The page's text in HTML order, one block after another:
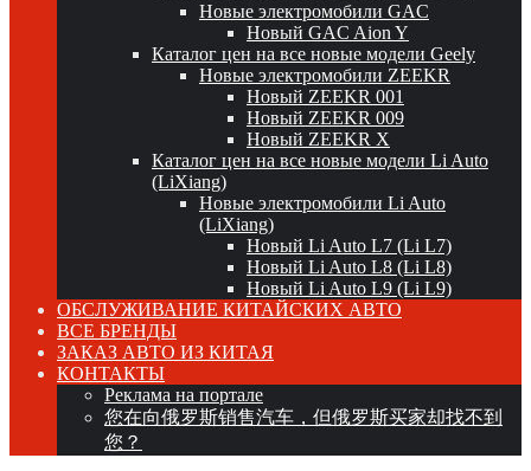
Новые электромобили GAC
Новый GAC Aion Y
Каталог цен на все новые модели Geely
Новые электромобили ZEEKR
Новый ZEEKR 001
Новый ZEEKR 009
Новый ZEEKR X
Каталог цен на все новые модели Li Auto
(LiXiang)
Новые электромобили Li Auto
(LiXiang)
Новый Li Auto L7 (Li L7)
Новый Li Auto L8 (Li L8)
Новый Li Auto L9 (Li L9)
ОБСЛУЖИВАНИЕ КИТАЙСКИХ АВТО
ВСЕ БРЕНДЫ
ЗАКАЗ АВТО ИЗ КИТАЯ
КОНТАКТЫ
Реклама на портале
您在向俄罗斯销售汽车，但俄罗斯买家却找不到
您？